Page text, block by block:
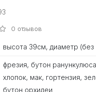
0 отзывов
высота 39см, диаметр (без
фрезия, бутон
хлопок, мак, гортензия,
бутон орхидеи